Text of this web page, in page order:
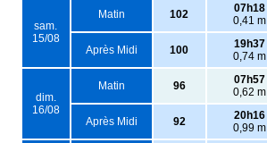
sam.
15/08
Matin 102
07h18
0,41 m
Après Midi 100
19h37
0,74 m
dim.
16/08
Matin 96
07h57
0,62 m
Après Midi 92
20h16
0,99 m